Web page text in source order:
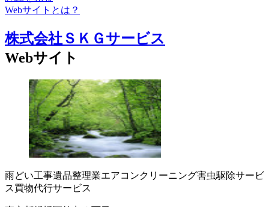
Webサイトとは？
株式会社ＳＫＧサービス
Webサイト
雨どい工事遺品整理業エアコンクリーニング害虫駆除サービ
ス買物代行サービス